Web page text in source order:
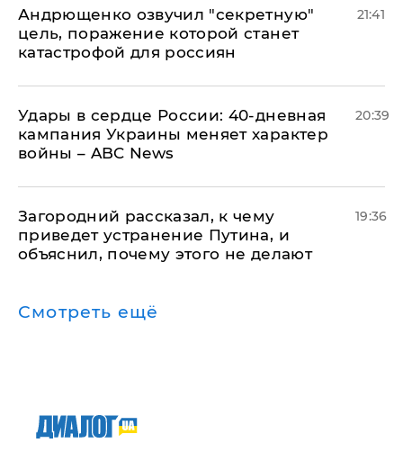
Андрющенко озвучил "секретную"
цель, поражение которой станет
катастрофой для россиян
21:41
Удары в сердце России: 40-дневная
кампания Украины меняет характер
войны – ABC News
20:39
Загородний рассказал, к чему
приведет устранение Путина, и
объяснил, почему этого не делают
19:36
Смотреть ещё